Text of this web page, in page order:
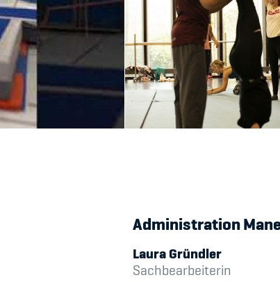
Administration
Laura Gründler
Sachbearbeiterin